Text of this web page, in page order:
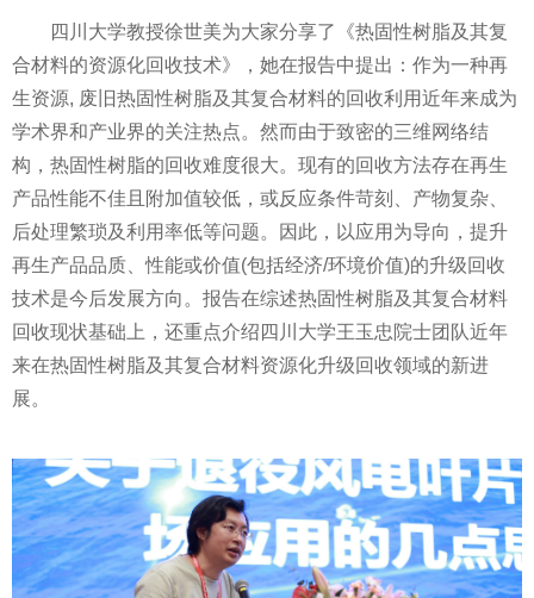
四川大学教授徐世美为大家分享了《热固性树脂及其复
合材料的资源化回收技术》，她在报告中提出：作为一种再
生资源, 废旧热固性树脂及其复合材料的回收利用近年来成为
学术界和产业界的关注热点。然而由于致密的三维网络结
构，热固性树脂的回收难度很大。现有的回收方法存在再生
产品性能不佳且附加值较低，或反应条件苛刻、产物复杂、
后处理繁琐及利用率低等问题。因此，以应用为导向，提升
再生产品品质、性能或价值(包括经济/环境价值)的升级回收
技术是今后发展方向。报告在综述热固性树脂及其复合材料
回收现状基础上，还重点介绍四川大学王玉忠院士团队近年
来在热固性树脂及其复合材料资源化升级回收领域的新进
展。